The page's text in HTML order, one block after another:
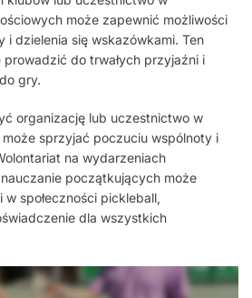
może zapewnić możliwości
i dzielenia się wskazówkami. Ten
prowadzić do trwałych przyjaźni i
gry.
organizację lub uczestnictwo w
sprzyjać poczuciu wspólnoty i
na wydarzeniach
początkujących może
społeczności pickleball,
dla wszystkich